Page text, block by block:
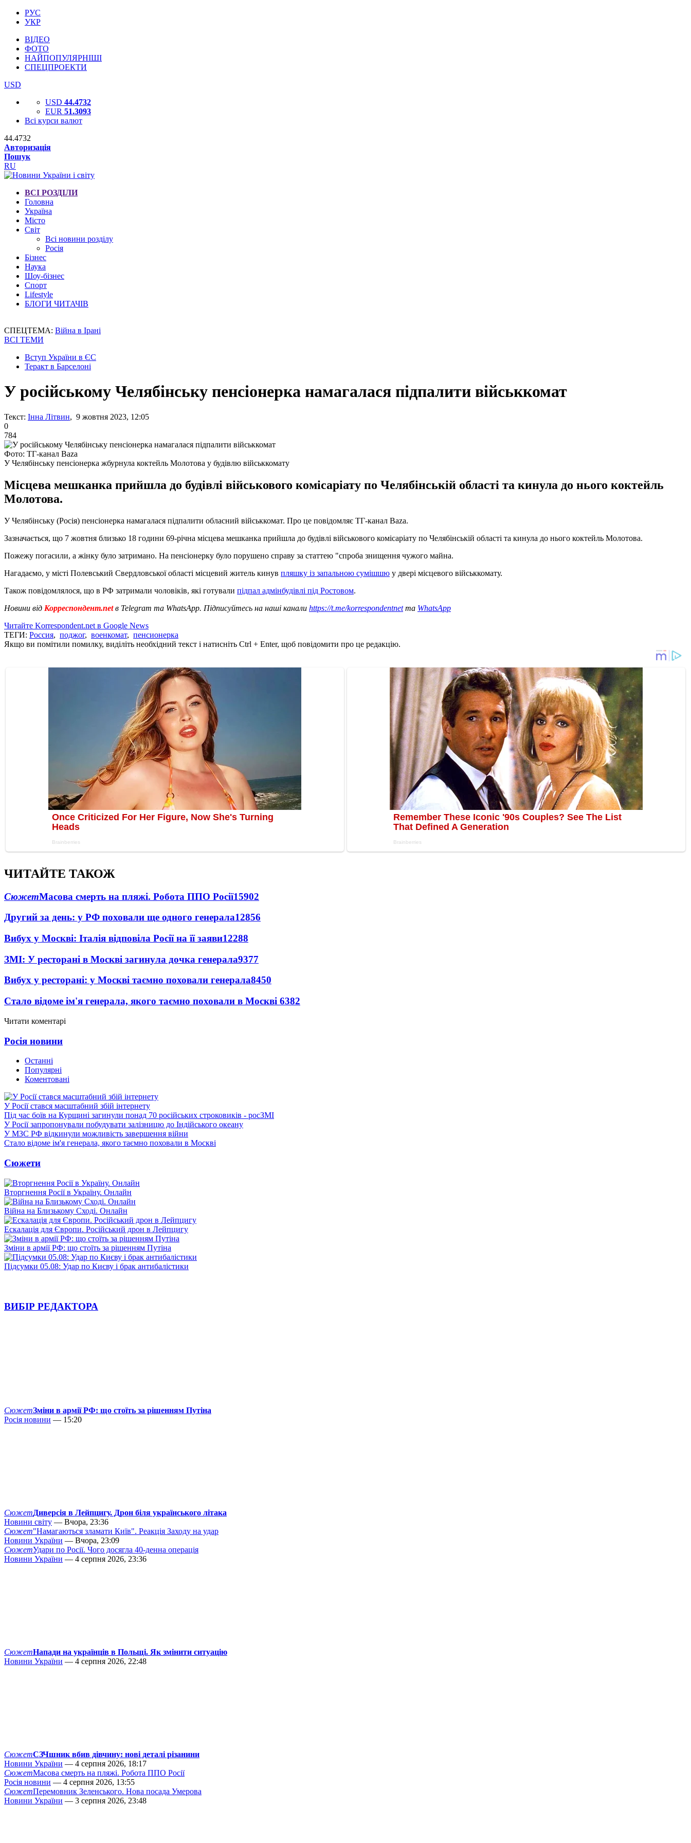
РУС
УКР
ВІДЕО
ФОТО
НАЙПОПУЛЯРНІШІ
СПЕЦПРОЕКТИ
USD
USD 44.4732
EUR 51.3093
Всі курси валют
44.4732
Авторизація
Пошук
RU
ВСІ РОЗДІЛИ
Головна
Україна
Місто
Світ
Всі новини розділу
Росія
Бізнес
Наука
Шоу-бізнес
Спорт
Lifestyle
БЛОГИ ЧИТАЧІВ
СПЕЦТЕМА: Війна в Ірані
ВСІ ТЕМИ
Вступ України в ЄС
Теракт в Барселоні
У російському Челябінську пенсіонерка намагалася підпалити військкомат
Текст: Інна Літвин, 9 жовтня 2023, 12:05
0
784
Фото: ТГ-канал Baza
У Челябінську пенсіонерка жбурнула коктейль Молотова у будівлю військкомату
Місцева мешканка прийшла до будівлі військового комісаріату по Челябінській області та кинула до нього коктейль
Молотова.
У Челябінську (Росія) пенсіонерка намагалася підпалити обласний військкомат. Про це повідомляє ТГ-канал Baza.
Зазначається, що 7 жовтня близько 18 години 69-річна місцева мешканка прийшла до будівлі військового комісаріату по Челябінській області та кинула до нього коктейль Молотова.
Пожежу погасили, а жінку було затримано. На пенсіонерку було порушено справу за статтею "спроба знищення чужого майна.
Нагадаємо, у місті Полевський Свердловської області місцевий житель кинув пляшку із запальною сумішшю у двері місцевого військкомату.
Також повідомлялося, що в РФ затримали чоловіків, які готували підпал адмінбудівлі під Ростовом.
Новини від Корреспондент.netв Telegram та WhatsApp. Підписуйтесь на наші канали https://t.me/korrespondentnetта WhatsApp
Читайте Korrespondent.net в Google News
ТЕГИ: Россия, поджог, военкомат, пенсионерка
Якщо ви помітили помилку, виділіть необхідний текст і натисніть Ctrl + Enter, щоб повідомити про це редакцію.
ЧИТАЙТЕ ТАКОЖ
СюжетМасова смерть на пляжі. Робота ППО Росії15902
Другий за день: у РФ поховали ще одного генерала12856
Вибух у Москві: Італія відповіла Росії на її заяви12288
ЗМІ: У ресторані в Москві загинула дочка генерала9377
Вибух у ресторані: у Москві таємно поховали генерала8450
Стало відоме ім'я генерала, якого таємно поховали в Москві 6382
Читати коментарі
Росія новини
Останні
Популярні
Коментовані
У Росії стався масштабний збій інтернету
Під час боїв на Курщині загинули понад 70 російських строковиків - росЗМІ
У Росії запропонували побудувати залізницю до Індійського океану
У МЗС РФ відкинули можливість завершення війни
Стало відоме ім'я генерала, якого таємно поховали в Москві
Сюжети
Вторгнення Росії в Україну. Онлайн
Війна на Близькому Сході. Онлайн
Ескалація для Європи. Російський дрон в Лейпцигу
Зміни в армії РФ: що стоїть за рішенням Путіна
Підсумки 05.08: Удар по Києву і брак антибалістики
ВИБІР РЕДАКТОРА
СюжетЗміни в армії РФ: що стоїть за рішенням Путіна
Росія новини — 15:20
СюжетДиверсія в Лейпцигу. Дрон біля українського літака
Новини світу — Вчора, 23:36
Сюжет"Намагаються зламати Київ". Реакція Заходу на удар
Новини України — Вчора, 23:09
СюжетУдари по Росії. Чого досягла 40-денна операція
Новини України — 4 серпня 2026, 23:36
СюжетНапади на українців в Польщі. Як змінити ситуацію
Новини України — 4 серпня 2026, 22:48
СюжетСЗЧшник вбив дівчину: нові деталі різанини
Новини України — 4 серпня 2026, 18:17
СюжетМасова смерть на пляжі. Робота ППО Росії
Росія новини — 4 серпня 2026, 13:55
СюжетПеремовник Зеленського. Нова посада Умерова
Новини України — 3 серпня 2026, 23:48